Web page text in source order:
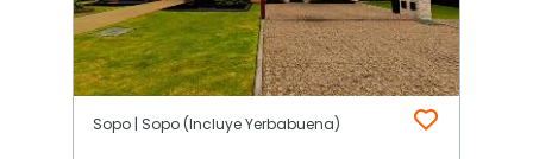
Sopo | Sopo (Incluye Yerbabuena)